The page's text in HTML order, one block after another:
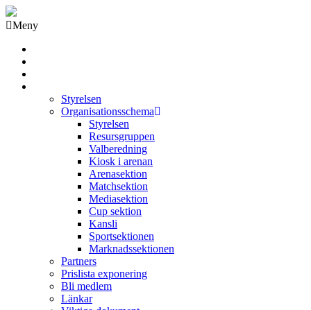
Meny
Styrelsen
Organisationsschema
Styrelsen
Resursgruppen
Valberedning
Kiosk i arenan
Arenasektion
Matchsektion
Mediasektion
Cup sektion
Kansli
Sportsektionen
Marknadssektionen
Partners
Prislista exponering
Bli medlem
Länkar